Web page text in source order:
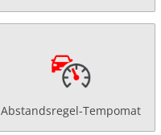
Abstandsregel-Tempomat